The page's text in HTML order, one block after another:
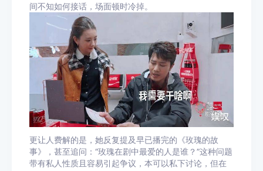
间不知如何接话，场面顿时冷掉。
更让人费解的是，她反复提及早已播完的《玫瑰的故
事》，甚至追问：“玫瑰在剧中最爱的人是谁？”这种问题
带有私人性质且容易引起争议，本可以私下讨论，但在